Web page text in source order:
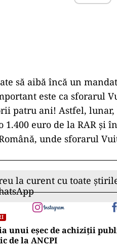
să aibă încă un
este ca sforarul
patru ani! Astfel,
1.400 euro de la RAR și
unde sforarul
la curent cu toate
unui eșec de achiziții
de la ANCPI